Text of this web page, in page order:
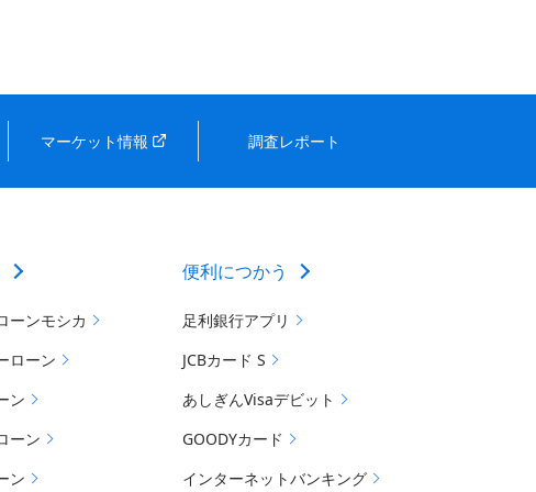
マーケット情報 調査レポート
ーンモシカ
ローン
ン
ーン
ン
便利につかう
足利銀行アプリ
JCBカード S
あしぎんVisaデビット
GOODYカード
インターネットバンキング